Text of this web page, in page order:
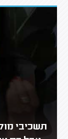
תשכיבי